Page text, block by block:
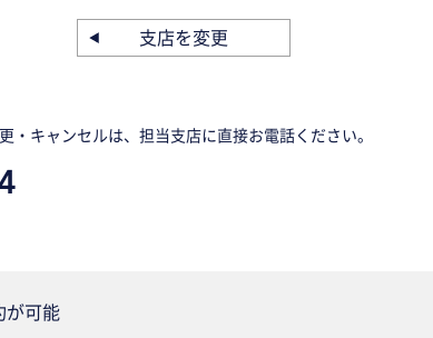
支店を変更
キャンセルは、担当支店に直接お電話ください。
が可能